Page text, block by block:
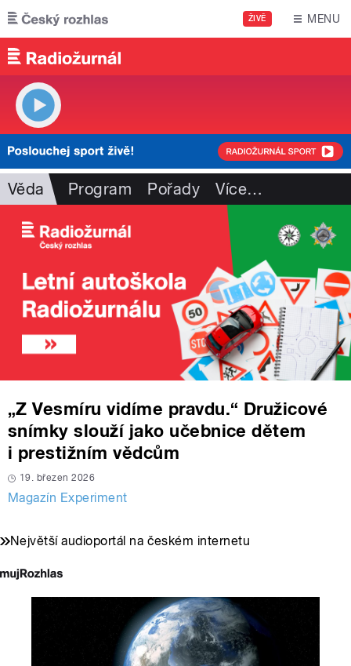
Přejít k hlavnímu obsahu
ŽIVĚ MENU
Věda Program Pořady Více…
„Z Vesmíru vidíme pravdu.“ Družicové
snímky slouží jako učebnice dětem
i prestižním vědcům
19. březen 2026
Magazín Experiment
Největší audioportál na českém internetu